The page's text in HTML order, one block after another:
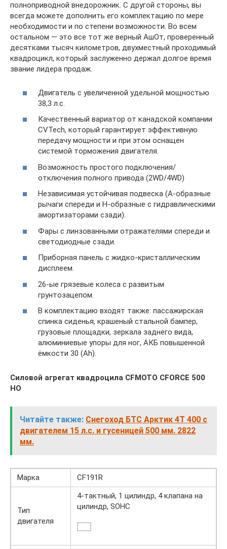
полноприводной внедорожник. С другой стороны, вы
всегда можете дополнить его комплектацию по мере
необходимости и по степени возможности. Во всем
остальном — это все тот же верный АшОт, проверенный
десятками тысяч километров, двухместный проходимый
квадроцикл, который заслуженно держал долгое время
звание лидера продаж.
Двигатель с увеличенной удельной мощностью
38,3 л.с.
Качественный вариатор от канадской компании
CVTech, который гарантирует эффективную
передачу мощности и при этом оснащен
системой торможения двигателя.
Возможность простого подключения/
отключения полного привода (2WD/4WD)
Независимая устойчивая подвеска (А-образные
рычаги спереди и H-образные с гидравлическими
амортизаторами сзади).
Фары с линзованными отражателями спереди и
светодиодные сзади.
Приборная панель с жидко-кристаллическим
дисплеем.
26-ые грязевые колеса с развитым
грунтозацепом.
В комплектацию входят также: пассажирская
спинка сиденья, крашеный стальной бампер,
грузовые площадки, зеркала заднего вида,
алюминиевые упоры для ног, АКБ повышенной
ёмкости 30 (Ah).
Силовой агрегат квадроцила CFMOTO CFORCE 500
HO
Читайте также: Снегоход БТС Арктик 4Т 400 с
двигателем 15 л.с. и гусеницей 500 мм. 2822
мм.
Марка CF191R
Тип
двигателя
4-тактный, 1 цилиндр, 4 клапана на
цилиндр, SOHC